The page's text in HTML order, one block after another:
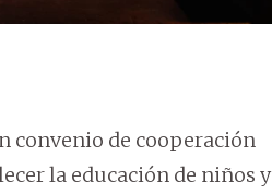
convenio de cooperación
la educación de niños y